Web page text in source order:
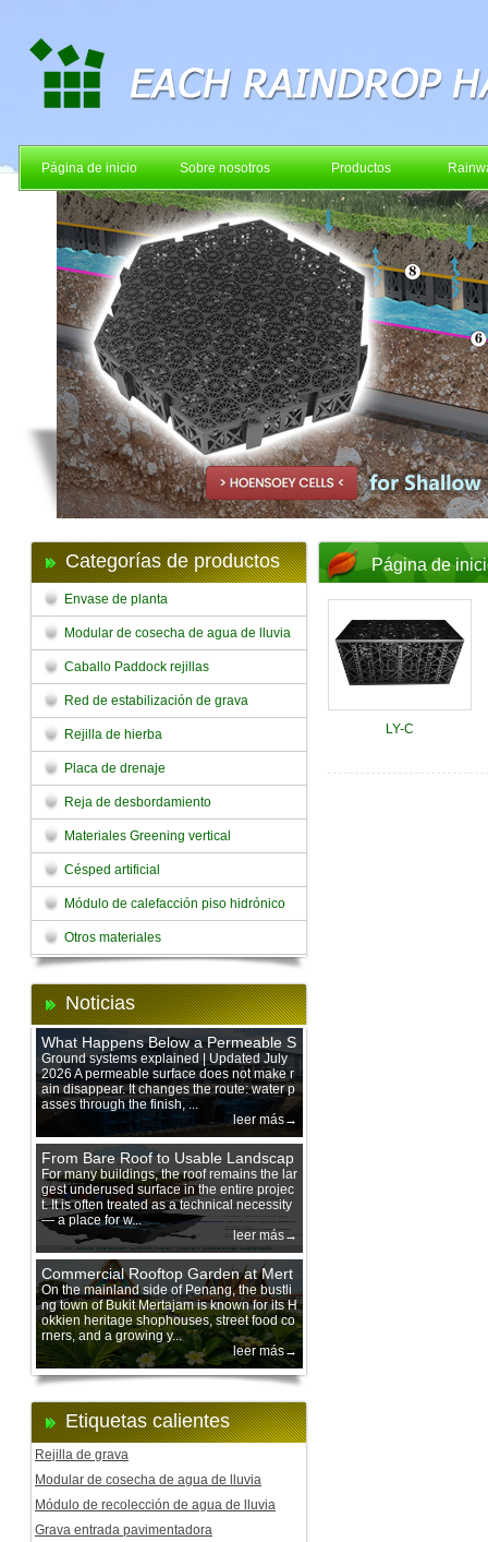
Página de inicio Sobre nosotros Productos
Categorías de productos
Envase de planta
Modular de cosecha de agua de lluvia
Caballo Paddock rejillas
Red de estabilización de grava
Rejilla de hierba
Placa de drenaje
Reja de desbordamiento
Materiales Greening vertical
Césped artificial
Módulo de calefacción piso hidrónico
Otros materiales
Noticias
What Happens Below a Permeable S
urface During Heavy Rain?
Ground systems explained | Updated July
2026 A permeable surface does not make r
ain disappear. It changes the route: water p
asses through the finish, ...
leer más→
From Bare Roof to Usable Landscap
e: Designing with 200 mm Green Ro
of Trays
For many buildings, the roof remains the lar
gest underused surface in the entire projec
t. It is often treated as a technical necessity
— a place for w...
leer más→
Commercial Rooftop Garden at Mert
ajam Urban Mall, Penang Mainland
On the mainland side of Penang, the bustli
ng town of Bukit Mertajam is known for its H
okkien heritage shophouses, street food co
rners, and a growing y...
leer más→
Etiquetas calientes
Rejilla de grava
Modular de cosecha de agua de lluvia
Módulo de recolección de agua de lluvia
Grava entrada pavimentadora
Página de
LY-C